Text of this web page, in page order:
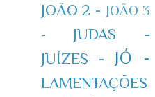
JOÃO 2 - JOÃO 3
-
JUDAS -
JUÍZES -
JÓ -
LAMENTAÇÕES